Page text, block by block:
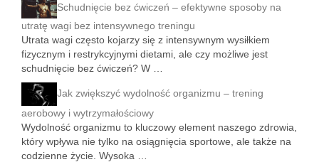
Schudnięcie bez ćwiczeń – efektywne sposoby na
utratę wagi bez intensywnego treningu
Utrata wagi często kojarzy się z intensywnym wysiłkiem
fizycznym i restrykcyjnymi dietami, ale czy możliwe jest
schudnięcie bez ćwiczeń? W …
Jak zwiększyć wydolność organizmu – trening
aerobowy i wytrzymałościowy
Wydolność organizmu to kluczowy element naszego zdrowia,
który wpływa nie tylko na osiągnięcia sportowe, ale także na
codzienne życie. Wysoka …